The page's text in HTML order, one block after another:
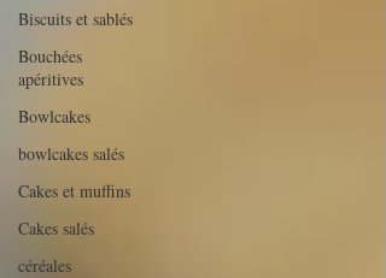
Biscuits et sablés
Bouchées
apéritives
Bowlcakes
bowlcakes salés
Cakes et muffins
Cakes salés
céréales